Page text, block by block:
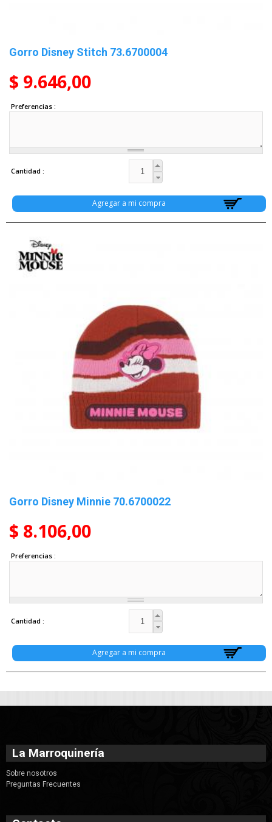
Gorro Disney Stitch 73.6700004
$ 9.646,00
Preferencias
Cantidad
Gorro Disney Minnie 70.6700022
$ 8.106,00
Preferencias
Cantidad
La Marroquinería
Sobre nosotros
Preguntas Frecuentes